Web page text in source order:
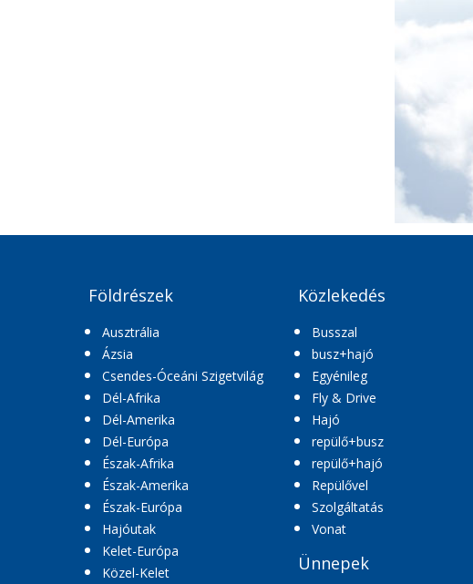
Földrészek
Ausztrália
Ázsia
Csendes-Óceáni Szigetvilág
Dél-Afrika
Dél-Amerika
Dél-Európa
Észak-Afrika
Észak-Amerika
Észak-Európa
Hajóutak
Kelet-Európa
Közel-Kelet
Közlekedés
Busszal
busz+hajó
Egyénileg
Fly & Drive
Hajó
repülő+busz
repülő+hajó
Repülővel
Szolgáltatás
Vonat
Ünnepek